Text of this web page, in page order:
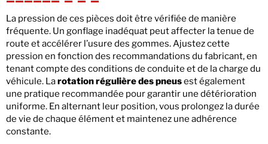
La pression de ces pièces doit être vérifiée de manière
fréquente. Un gonflage inadéquat peut affecter la tenue de
route et accélérer l’usure des gommes. Ajustez cette
pression en fonction des recommandations du fabricant, en
tenant compte des conditions de conduite et de la charge du
véhicule. Larotation régulière des pneusest également
une pratique recommandée pour garantir une détérioration
uniforme. En alternant leur position, vous prolongez la durée
de vie de chaque élément et maintenez une adhérence
constante.